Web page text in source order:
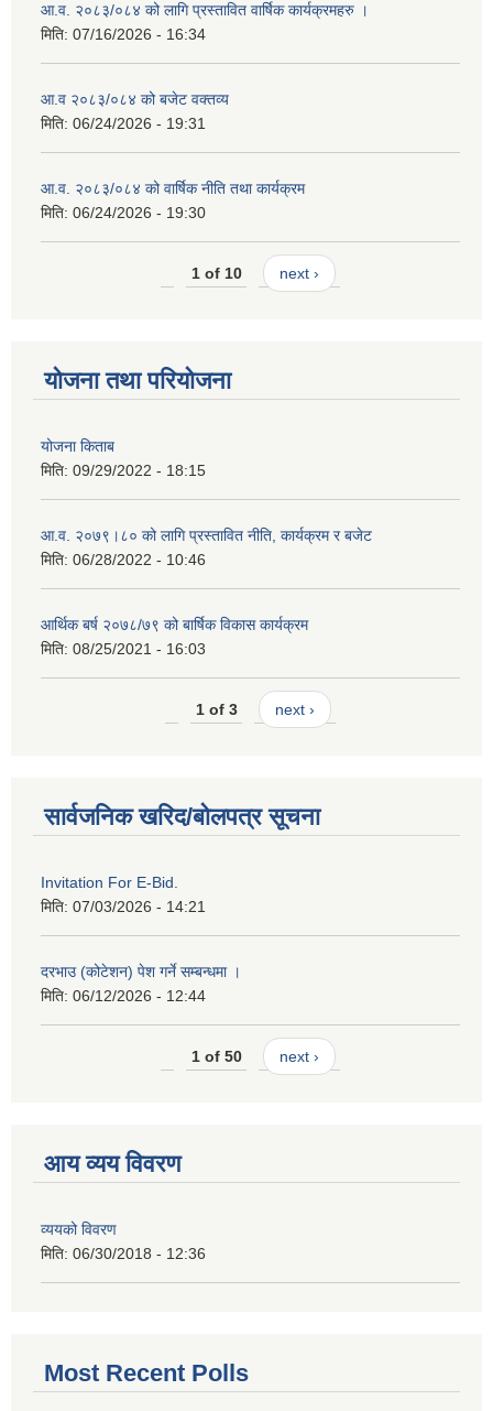
आ.व. २०८३/०८४ को लागि प्रस्तावित वार्षिक कार्यक्रमहरु ।
मिति: 07/16/2026 - 16:34
आ.व २०८३/०८४ को बजेट वक्तव्य
मिति: 06/24/2026 - 19:31
आ.व. २०८३/०८४ को वार्षिक नीति तथा कार्यक्रम
मिति: 06/24/2026 - 19:30
1 of 10 next ›
योजना तथा परियोजना
योजना किताब
मिति: 09/29/2022 - 18:15
आ.व. २०७९।८० को लागि प्रस्तावित नीति, कार्यक्रम र बजेट
मिति: 06/28/2022 - 10:46
आर्थिक बर्ष २०७८/७९ को बार्षिक विकास कार्यक्रम
मिति: 08/25/2021 - 16:03
1 of 3 next ›
सार्वजनिक खरिद/बोलपत्र सूचना
Invitation For E-Bid.
मिति: 07/03/2026 - 14:21
दरभाउ (कोटेशन) पेश गर्ने सम्बन्धमा ।
मिति: 06/12/2026 - 12:44
1 of 50 next ›
आय व्यय विवरण
व्ययको विवरण
मिति: 06/30/2018 - 12:36
Most Recent Polls